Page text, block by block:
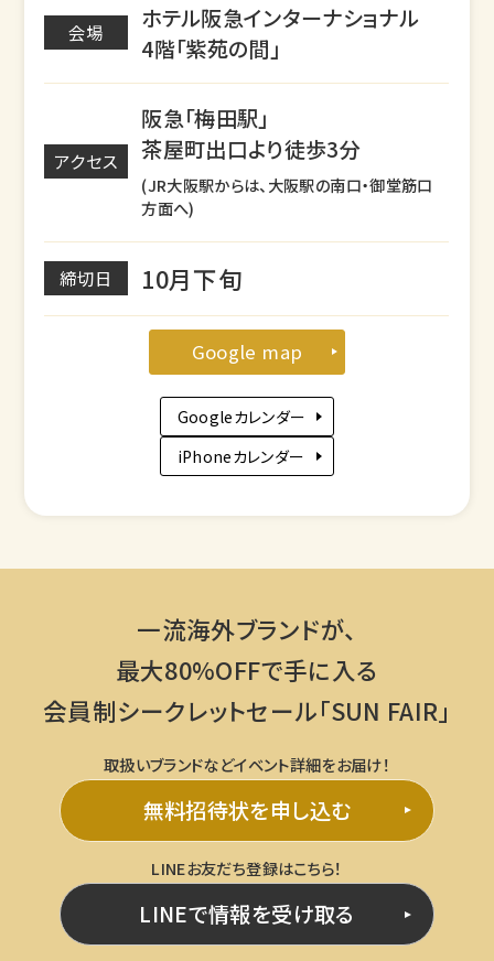
会場
ホテル阪急インターナショナル
4階「紫苑の間」
アクセス
阪急「梅田駅」
茶屋町出口より徒歩3分
(JR大阪駅からは、大阪駅の南口・御堂筋口
方面へ)
締切日 10月下旬
Google map
Googleカレンダー
iPhoneカレンダー
一流海外ブランドが、
最大80%OFFで手に入る
会員制シークレットセール「SUN FAIR」
取扱いブランドなどイベント詳細をお届け！
LINEお友だち登録はこちら！
無料招待状を申し込む
LINEで情報を受け取る